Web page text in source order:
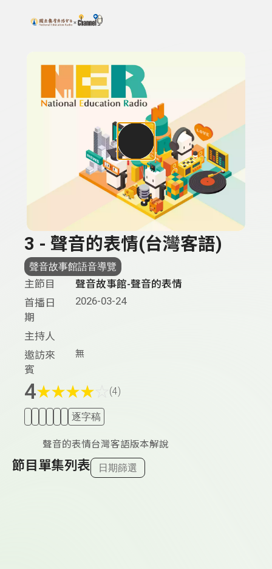
上方功能區塊
搜尋關鍵字：可輸入節目名稱、主持人或關鍵字
3 - 聲音的表情(台灣客語)
聲音故事館語音導覽
主節目
聲音故事館-聲音的表情
首播日
期
2026-03-24
主持人
邀訪來
賓
無
4★★★★ (4)
逐字稿
聲音的表情台灣客語版本解說
節目單集列表 日期篩選